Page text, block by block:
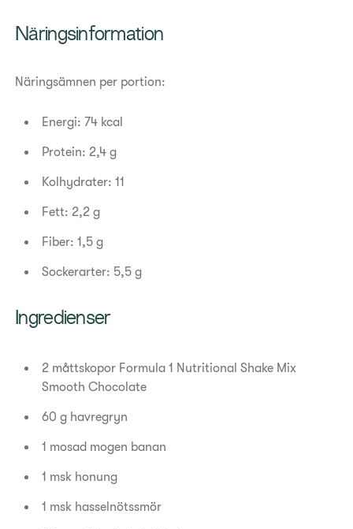
Näringsinformation
Näringsämnen per portion:
Energi: 74 kcal
Protein: 2,4 g
Kolhydrater: 11
Fett: 2,2 g
Fiber: 1,5 g
Sockerarter: 5,5 g
Ingredienser
2 måttskopor Formula 1 Nutritional Shake Mix
Smooth Chocolate
60 g havregryn
1 mosad mogen banan
1 msk honung
1 msk hasselnötssmör